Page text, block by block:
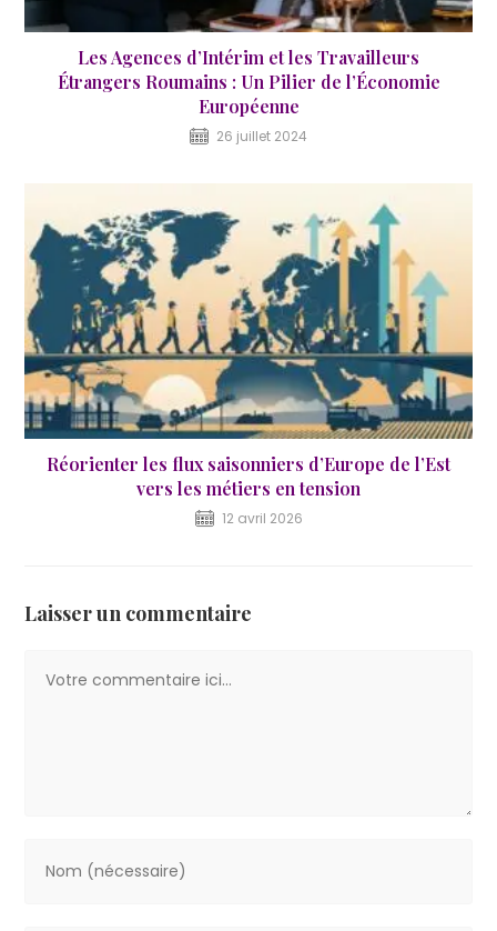
Les Agences d’Intérim et les Travailleurs
Étrangers Roumains : Un Pilier de l’Économie
Européenne
26 juillet 2024
Réorienter les flux saisonniers d’Europe de l’Est
vers les métiers en tension
12 avril 2026
Laisser un commentaire